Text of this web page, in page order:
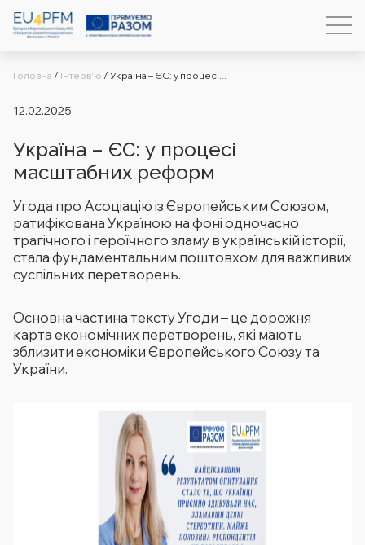
Головна / Інтерв'ю / Україна – ЄС: у процесі...
12.02.2025
Україна – ЄС: у процесі
масштабних реформ
Угода про Асоціацію із Європейським Союзом,
ратифікована Україною на фоні одночасно
трагічного і героїчного зламу в українській історії,
стала фундаментальним поштовхом для важливих
суспільних перетворень.
Основна частина тексту Угоди – це дорожня
карта економічних перетворень, які мають
зблизити економіки Європейського Союзу та
України.